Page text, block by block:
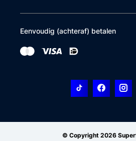
Eenvoudig (achteraf) betalen
© Copyright 2026